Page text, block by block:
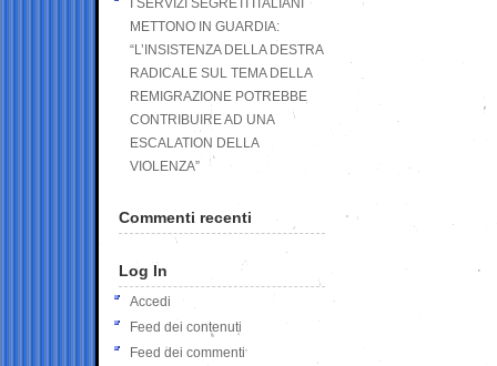
I SERVIZI SEGRETI ITALIANI
METTONO IN GUARDIA:
“L’INSISTENZA DELLA DESTRA
RADICALE SUL TEMA DELLA
REMIGRAZIONE POTREBBE
CONTRIBUIRE AD UNA
ESCALATION DELLA
VIOLENZA”
Commenti recenti
Log In
Accedi
Feed dei contenuti
Feed dei commenti